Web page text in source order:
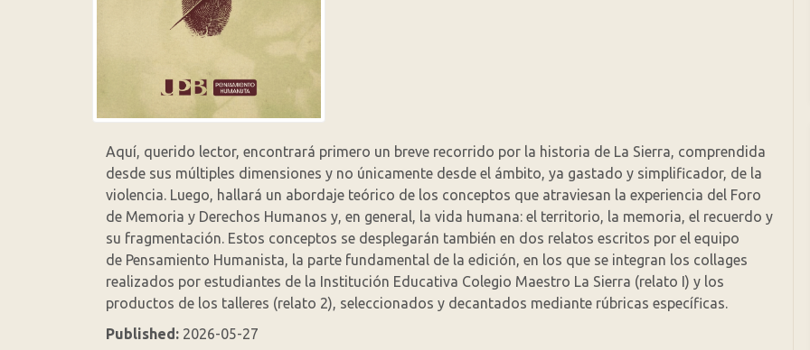
Aquí, querido lector, encontrará primero un breve recorrido por la historia de La Sierra, comprendida
desde sus múltiples dimensiones y no únicamente desde el ámbito, ya gastado y simplificador, de la
violencia. Luego, hallará un abordaje teórico de los conceptos que atraviesan la experiencia del Foro
de Memoria y Derechos Humanos y, en general, la vida humana: el territorio, la memoria, el recuerdo y
su fragmentación. Estos conceptos se desplegarán también en dos relatos escritos por el equipo
de Pensamiento Humanista, la parte fundamental de la edición, en los que se integran los collages
realizados por estudiantes de la Institución Educativa Colegio Maestro La Sierra (relato I) y los
productos de los talleres (relato 2), seleccionados y decantados mediante rúbricas específicas.
Published: 2026-05-27